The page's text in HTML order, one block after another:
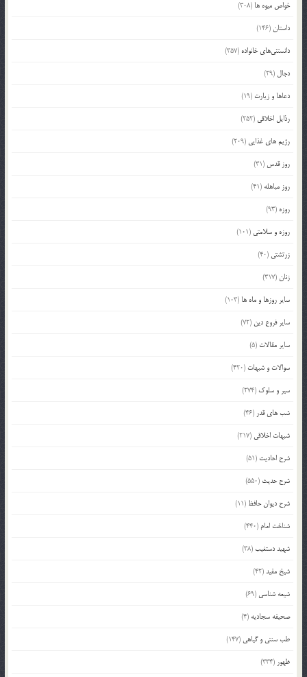
خواص میوه ها (308)
داستان(146)
دانستنی‌های خانواده (357)
دجال (29)
دعاها و زیارت (19)
رذایل اخلاقی (252)
رژیم های غذایی (209)
روز قدس (31)
روز مباهله (41)
روزه (93)
روزه و سلامتی (101)
زرتشتی (40)
زنان(317)
سایر روزها و ماه ها (103)
سایر فروع دین (72)
سایر مقالات (5)
سوالات و شبهات (420)
سیر و سلوک (274)
شب های قدر (46)
شبهات اخلاقی (217)
شرح احادیث (51)
شرح حدیث (550)
شرح دیوان حافظ (11)
شناخت امام (440)
شهید دستغیب(38)
شیخ مفید(42)
شیعه شناسی (69)
صحیفه سجادیه (4)
طب سنتی و گیاهی (147)
ظهور (334)